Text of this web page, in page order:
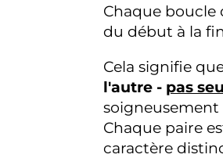
Chaque
du début à la
Cela signifie
l'autre - pas
Chaque paire
caractère